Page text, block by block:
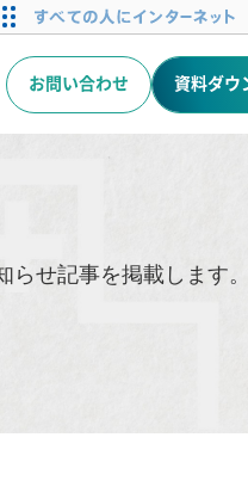
お問い合わせ 資料ダウ
せ記事を掲載します。